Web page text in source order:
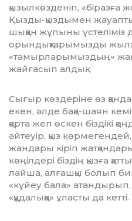
қызыл­көз­деніп, «біразға
Қызды-қыздымен
шыққан жұ­пыны үстеліміз
орындықтарымызды
«тамырларымыздың»
жайғасып алдық.
Сығыр көздеріне өз
екен, әлде бақа-шаян
қарта жеп өскен біздікі
әйтеуір, қыз
жандары кіріп
көңілдері біздің қызға
лай­ша, алғашқы болып
«күйеу бала»
«құдалыққа» ұласты да кетті.